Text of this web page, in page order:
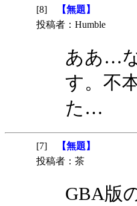
[8]
【無題】
投稿者：Humble
ああ…
す。不
た…
[7]
【無題】
投稿者：茶
GBA版